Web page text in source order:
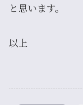
と思います。
以上